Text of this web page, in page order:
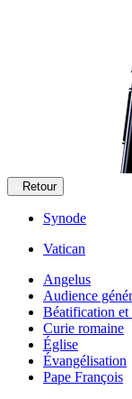
Retour
Synode
Vatican
Angelus
Audience
Béatification et
Curie romaine
Église
Évangélisation
Pape François